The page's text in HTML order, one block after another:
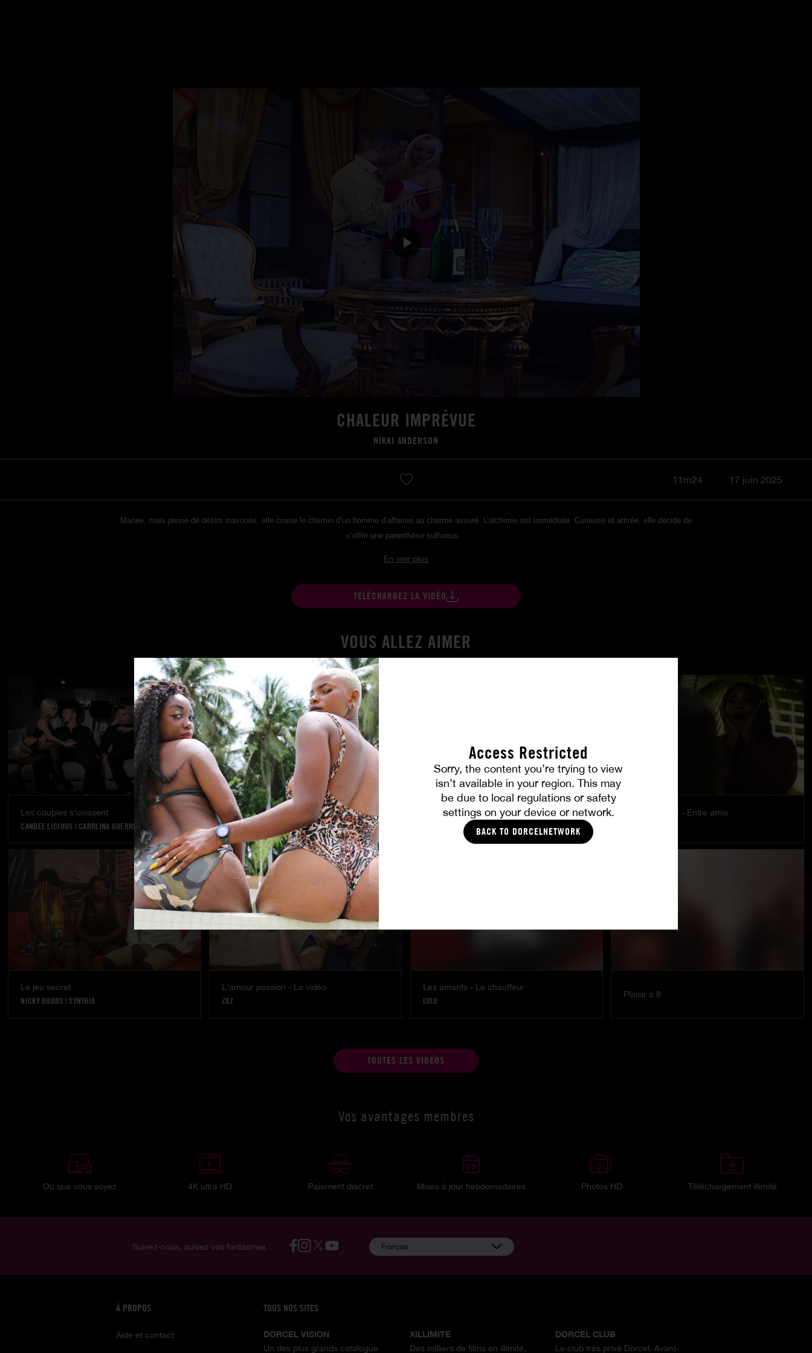
Access Restricted
Sorry, the content you’re trying to view
isn’t available in your region. This may
be due to local regulations or safety
settings on your device or network.
BACK TO DORCELNETWORK
CHALEUR IMPRÉVUE
NIKKI ANDERSON
11m24 17 juin 2025
Mariée, mais pleine de désirs inavoués, elle croise le chemin d’un homme d’affaires au charme assuré. L’alchimie est immédiate. Curieuse et attirée, elle décide de
s’offrir une parenthèse sulfureus...
En voir plus
TÉLÉCHARGEZ LA VIDÉO
VOUS ALLEZ AIMER
Les couples s’unissent
CANDEE LICIOUS | CAROLINA GUERRERO
Rêve réalisé
VANNA BARDOT
Amitié brûlante
|MATTY MILA PEREZ
Amour et sexe - Entre amis
Le jeu secret
NICKY BOOBS | SYNTHIA
L'amour passion - La vidéo
ZAZ
Les amants - Le chauffeur
LULU
Plaisir à 8
TOUTES LES VIDÉOS
Vos avantages membres
Où que vous soyez 4K ultra HD Paiement discret Mises à jour hebdomadaires Photos HD Téléchargement illimité
Suivez-nous, suivez vos fantasmes : Français
À PROPOS
Aide et contact
TOUS NOS SITES
DORCEL VISION
Un des plus grands catalogue
XILLIMITE
Des milliers de films en illimité,
DORCEL CLUB
Le club très privé Dorcel. Avant-